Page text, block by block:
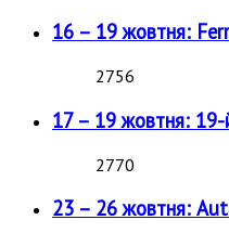
16 – 19 жовтня:
2756
17 – 19 жовтня: 19-
2770
23 – 26 жовтня: